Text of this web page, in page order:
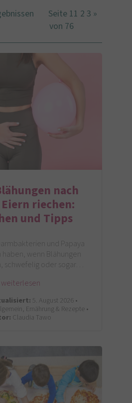
Seite 1
von 76
1 2 3 »
nach
riechen:
und Tipps
und Papaya
haben, wenn Blähungen
schwefelig oder sogar…
weiterlesen
5. August 2026 •
Ernährung & Rezepte •
Claudia Tawo